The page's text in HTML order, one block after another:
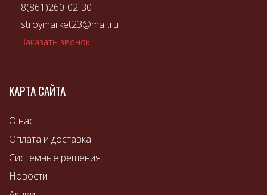
КАРТА САЙТА
О нас
Оплата и доставка
Системные решения
Новости
8(861)260-02-30
stroymarket23@mail.ru
Заказать звонок